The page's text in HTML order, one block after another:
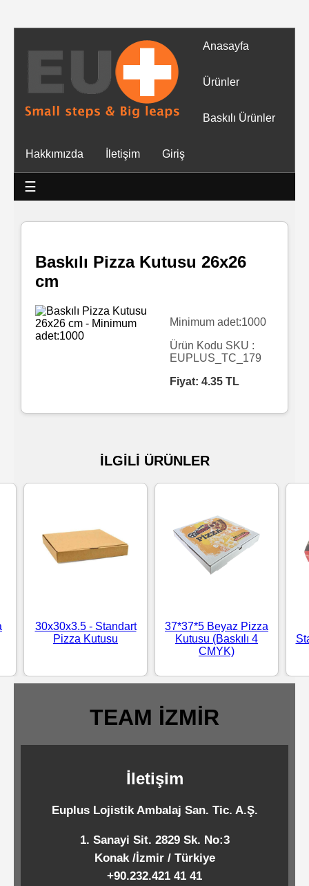
Anasayfa
Ürünler
Baskılı Ürünler
Hakkımızda İletişim Giriş
☰
Tüm
Ürünler
Mendiller
Baskılı
Islak
Mendil
Islak
/
Mendiller
Mendiller
Standart
Mendiller
Pipetler
Ürünleri
Temizlik
Kimyasalları
Baskılı Pizza Kutusu 26x26
cm
Minimum adet:1000
Ürün Kodu SKU :
EUPLUS_TC_179
Fiyat: 4.35 TL
İLGİLİ ÜRÜNLER
30x30x3.5 - Standart
Pizza Kutusu
37*37*5 Beyaz Pizza
Kutusu (Baskılı 4
CMYK)
TEAM İZMİR
İletişim
Euplus Lojistik Ambalaj San. Tic. A.Ş.
1. Sanayi Sit. 2829 Sk. No:3
Konak /İzmir / Türkiye
+90.232.421 41 41